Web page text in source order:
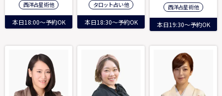
西洋占星術 他
本日18:00～予約OK
タロット占い 他
本日18:30～予約OK
西洋占星術 他
本日19:30～予約OK